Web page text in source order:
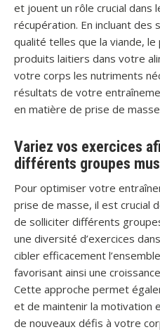
et jouent un rôle crucial dans
récupération. En incluant des
qualité telles que la viande,
produits laitiers dans votre
votre corps les nutriments
résultats de votre
en matière de prise de
Variez vos exercices
différents groupes
Pour optimiser votre
prise de masse, il est crucial
de solliciter différents
une diversité d’exercices
cibler efficacement
favorisant ainsi une
Cette approche permet
et de maintenir la motivation
de nouveaux défis à votre